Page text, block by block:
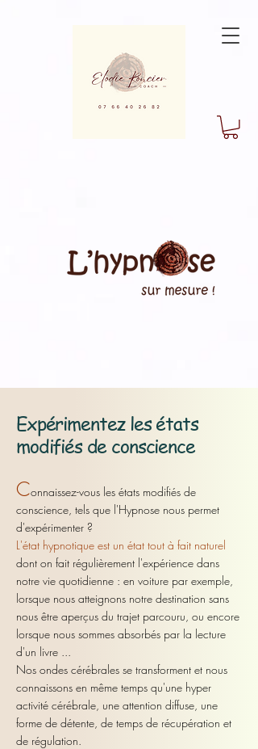
Expérimentez les états
modifiés de conscience
Connaissez-vous les états modifiés de
conscience, tels que l'Hypnose nous permet
d'expérimenter ?
L'état hypnotique est un état tout à fait naturel
dont on fait régulièrement l'expérience dans
notre vie quotidienne : en voiture par exemple,
lorsque nous atteignons notre destination sans
nous être aperçus du trajet parcouru, ou encore
lorsque nous sommes absorbés par la lecture
d'un livre ...
Nos ondes cérébrales se transforment et nous
connaissons en même temps qu'une hyper
activité cérébrale, une attention diffuse, une
forme de détente, de temps de récupération et
de régulation.